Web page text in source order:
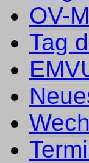
OV-
Tag